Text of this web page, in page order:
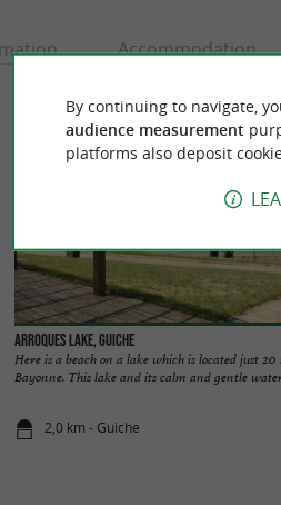
Accommodation
Arroques lake, Guiche
Here is a beach on a lake which is located just
Bayonne. This lake and its calm and gentle
2,0 km - Guiche
By continuing to navigate,
audience measurement
platforms also deposit